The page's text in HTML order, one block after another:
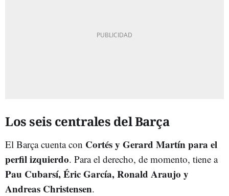
Los seis centrales del Barça
El Barça cuenta con Cortés y Gerard Martín para el
perfil izquierdo. Para el derecho, de momento, tiene a
Pau Cubarsí, Éric García, Ronald Araujo y
Andreas Christensen.